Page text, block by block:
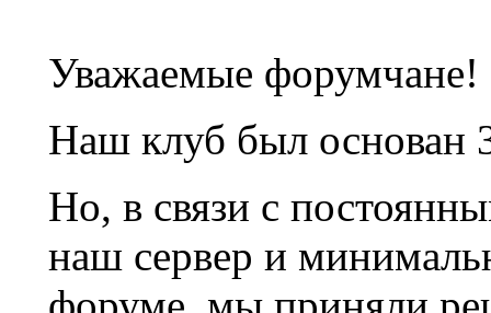
Уважаемые форумчане!
Наш клуб был основан
Но, в связи с
наш сервер и